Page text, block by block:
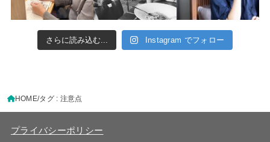
さらに読み込む... Instagram でフォロー
HOME タグ : 注意点
プライバシーポリシー